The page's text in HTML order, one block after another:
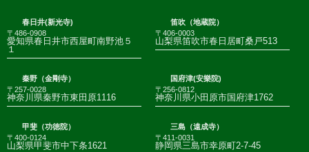
春日井(新光寺)
〒486-0908
愛知県春日井市西屋町南野池５
１
笛吹（地蔵院）
〒406-0003
山梨県笛吹市春日居町桑戸513
秦野（金剛寺）
〒257-0028
神奈川県秦野市東田原1116
国府津(安樂院)
〒256-0812
神奈川県小田原市国府津1762
甲斐（功徳院）
〒400-0124
山梨県甲斐市中下条1621
三島（遠成寺）
〒411-0031
静岡県三島市幸原町2-7-45